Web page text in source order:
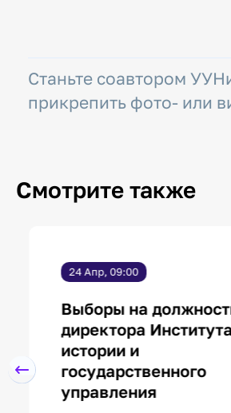
Станьте соавтором
прикрепить фото- или
Смотрите также
24 Апр, 09:00
Выборы на
директора Института
истории и
государственного
управления